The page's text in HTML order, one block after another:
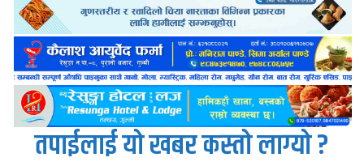
तपाईलाई यो खबर कस्तो लाग्यो ?